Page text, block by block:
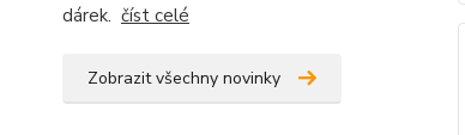
dárek. číst celé
Zobrazit všechny novinky